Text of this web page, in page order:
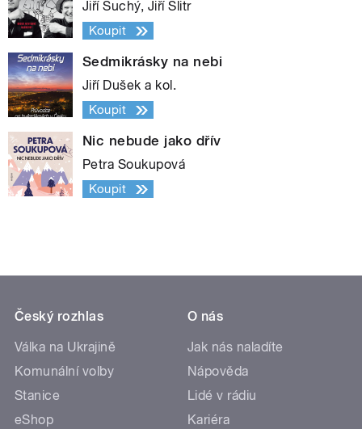
Jiří Suchý, Jiří Šlitr
Koupit
Sedmikrásky na nebi
Jiří Dušek a kol.
Koupit
Nic nebude jako dřív
Petra Soukupová
Koupit
Český rozhlas
Válka na Ukrajině
Komunální volby
Stanice
eShop
O nás
Jak nás naladíte
Nápověda
Lidé v rádiu
Kariéra